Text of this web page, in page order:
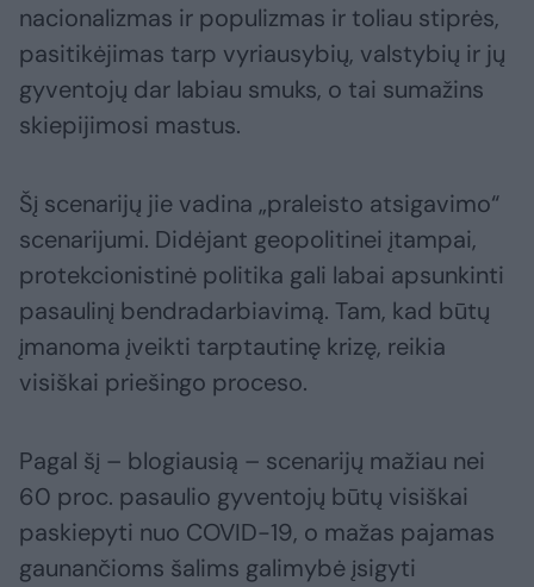
nacionalizmas ir populizmas ir toliau stiprės,
pasitikėjimas tarp vyriausybių, valstybių ir jų
gyventojų dar labiau smuks, o tai sumažins
skiepijimosi mastus.
Šį scenarijų jie vadina „praleisto atsigavimo“
scenarijumi. Didėjant geopolitinei įtampai,
protekcionistinė politika gali labai apsunkinti
pasaulinį bendradarbiavimą. Tam, kad būtų
įmanoma įveikti tarptautinę krizę, reikia
visiškai priešingo proceso.
Pagal šį – blogiausią – scenarijų mažiau nei
60 proc. pasaulio gyventojų būtų visiškai
paskiepyti nuo COVID-19, o mažas pajamas
gaunančioms šalims galimybė įsigyti